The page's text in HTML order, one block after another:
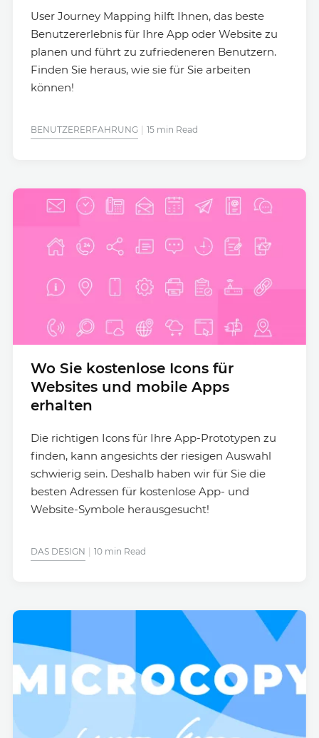
User Journey Mapping hilft Ihnen, das beste
Benutzererlebnis für Ihre App oder Website zu
planen und führt zu zufriedeneren Benutzern.
Finden Sie heraus, wie sie für Sie arbeiten
können!
BENUTZERERFAHRUNG 15 min Read
Wo Sie kostenlose Icons für
Websites und mobile Apps
erhalten
Die richtigen Icons für Ihre App-Prototypen zu
finden, kann angesichts der riesigen Auswahl
schwierig sein. Deshalb haben wir für Sie die
besten Adressen für kostenlose App- und
Website-Symbole herausgesucht!
DAS DESIGN 10 min Read